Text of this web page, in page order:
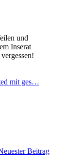
und
Inserat
mit ges…
Beitrag